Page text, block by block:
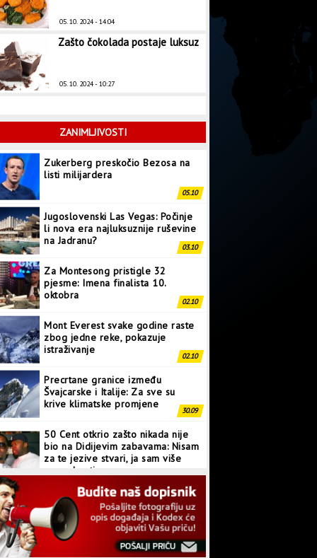
05. 10. 2024 - 14:04
Zašto čokolada postaje luksuz
05. 10. 2024 - 10:27
ZANIMLJIVOSTI
Zukerberg preskočio Bezosa na
listi milijardera
05.10
Jugoslovenski Las Vegas: Počinje
li nova era najluksuznije ruševine
na Jadranu?
03.10
Za Montesong pristigle 32
pjesme: Imena finalista 10.
oktobra
02.10
Mont Everest svake godine raste
zbog jedne reke, pokazuje
istraživanje
02.10
Precrtane granice između
Švajcarske i Italije: Za sve su
krive klimatske promjene
30.09
50 Cent otkrio zašto nikada nije
bio na Didijevim zabavama: Nisam
za te jezive stvari, ja sam više
normalan tip
28.09
Japanci prave superkompjuter
kakav svijet još nije vidio
27.09
Linkin Park ima novu pjesmu: